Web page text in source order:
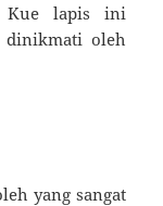
Kue lapis ini
dinikmati oleh
yang sangat